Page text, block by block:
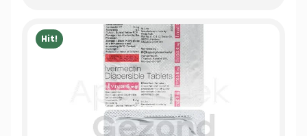
Hit!